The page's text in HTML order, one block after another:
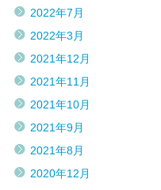
2022年7月
2022年3月
2021年12月
2021年11月
2021年10月
2021年9月
2021年8月
2020年12月